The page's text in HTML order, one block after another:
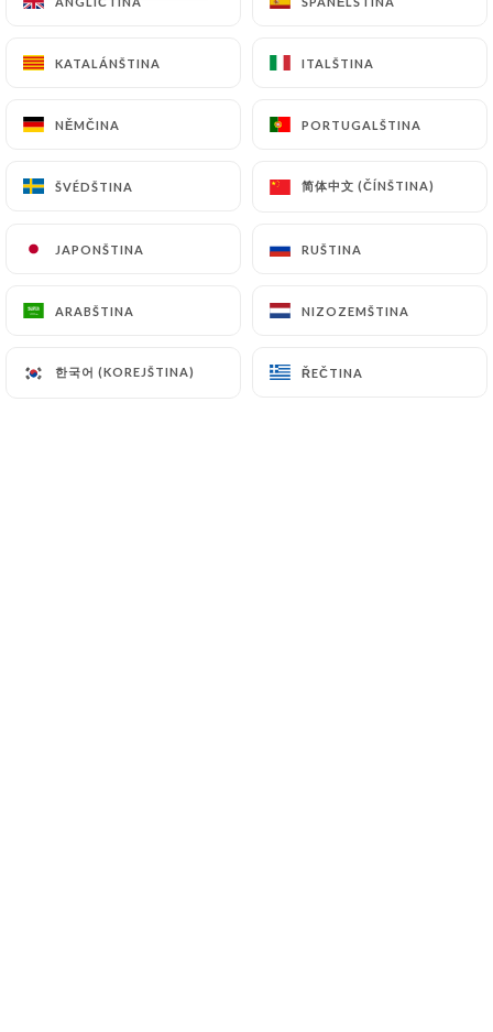
KATALÁNŠTINA ITALŠTINA
NĚMČINA PORTUGALŠTINA
ŠVÉDŠTINA 简体中文 (ČÍNŠTINA)
JAPONŠTINA RUŠTINA
ARABŠTINA NIZOZEMŠTINA
한국어 (KOREJŠTINA) ŘEČTINA
KATALÁNŠTINA ITALŠTINA
NĚMČINA PORTUGALŠTINA
ŠVÉDŠTINA 简体中文 (ČÍNŠTINA)
JAPONŠTINA RUŠTINA
ARABŠTINA NIZOZEMŠTINA
한국어 (KOREJŠTINA) ŘEČTINA